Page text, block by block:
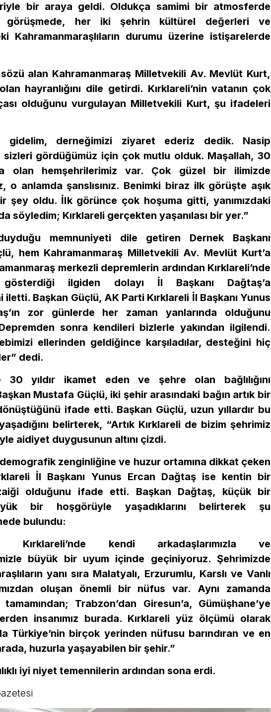
bir araya geldi. Oldukça samimi bir atmosferde
görüşmede, her iki şehrin kültürel değerleri ve
Kahramanmaraşlıların durumu üzerine istişarelerde
alan Kahramanmaraş Milletvekili Av. Mevlüt Kurt,
hayranlığını dile getirdi. Kırklareli’nin vatanın çok
olduğunu vurgulayan Milletvekili Kurt, şu ifadeleri
gidelim, derneğimizi ziyaret ederiz dedik. Nasip
sizleri gördüğümüz için çok mutlu olduk. Maşallah, 30
olan hemşehrilerimiz var. Çok güzel bir ilimizde
o anlamda şanslısınız. Benimki biraz ilk görüşte aşık
şey oldu. İlk görünce çok hoşuma gitti, yanımızdaki
söyledim; Kırklareli gerçekten yaşanılası bir yer.”
memnuniyeti dile getiren Dernek Başkanı
hem Kahramanmaraş Milletvekili Av. Mevlüt Kurt’a
merkezli depremlerin ardından Kırklareli’nde
gösterdiği ilgiden dolayı İl Başkanı Dağtaş’a
Başkan Güçlü, AK Parti Kırklareli İl Başkanı Yunus
zor günlerde her zaman yanlarında olduğunu
sonra kendileri bizlerle yakından ilgilendi.
ellerinden geldiğince karşıladılar, desteğini hiç
dedi.
30 yıldır ikamet eden ve şehre olan bağlılığını
Mustafa Güçlü, iki şehir arasındaki bağın artık bir
ifade etti. Başkan Güçlü, uzun yıllardır bu
belirterek, “Artık Kırklareli de bizim şehrimiz
aidiyet duygusunun altını çizdi.
demografik zenginliğine ve huzur ortamına dikkat çeken
İl Başkanı Yunus Ercan Dağtaş ise kentin bir
olduğunu ifade etti. Başkan Dağtaş, küçük bir
bir hoşgörüyle yaşadıklarını belirterek şu
bulundu:
Kırklareli’nde kendi arkadaşlarımızla ve
büyük bir uyum içinde geçiniyoruz. Şehrimizde
yanı sıra Malatyalı, Erzurumlu, Karslı ve Vanlı
oluşan önemli bir nüfus var. Aynı zamanda
tamamından; Trabzon’dan Giresun’a, Gümüşhane’ye
insanımız burada. Kırklareli yüz ölçümü olarak
Türkiye’nin birçok yerinden nüfusu barındıran ve en
huzurla yaşayabilen bir şehir.”
iyi niyet temennilerin ardından sona erdi.